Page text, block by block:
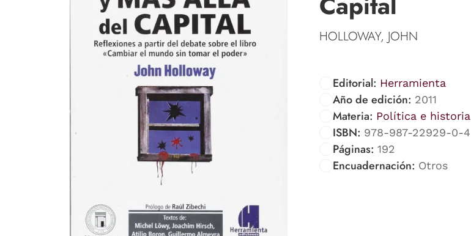
HOLLOWAY, JOHN
Editorial: Herramienta
Año de edición: 2011
Materia: Política e historia
ISBN: 978-987-22929-0-4
Páginas: 192
Encuadernación: Otros